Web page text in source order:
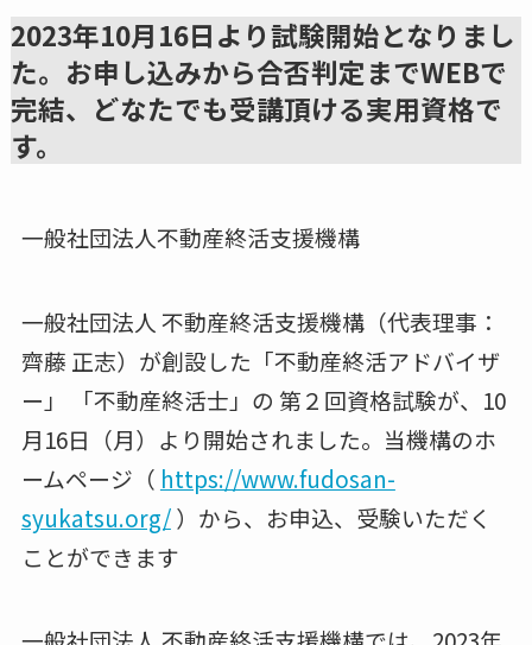
2023年10月16日より試験開始となりまし
た。お申し込みから合否判定までWEBで
完結、どなたでも受講頂ける実用資格で
す。
一般社団法人不動産終活支援機構
一般社団法人 不動産終活支援機構（代表理事：
齊藤 正志）が創設した「不動産終活アドバイザ
ー」 「不動産終活士」の 第２回資格試験が、10
月16日（月）より開始されました。当機構のホ
ームページ（ https://www.fudosan-
syukatsu.org/）から、お申込、受験いただく
ことができます